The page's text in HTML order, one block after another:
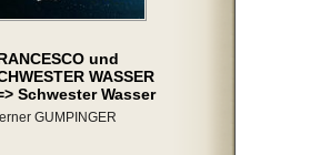
und
WASSER
Schwester Wasser
GUMPINGER